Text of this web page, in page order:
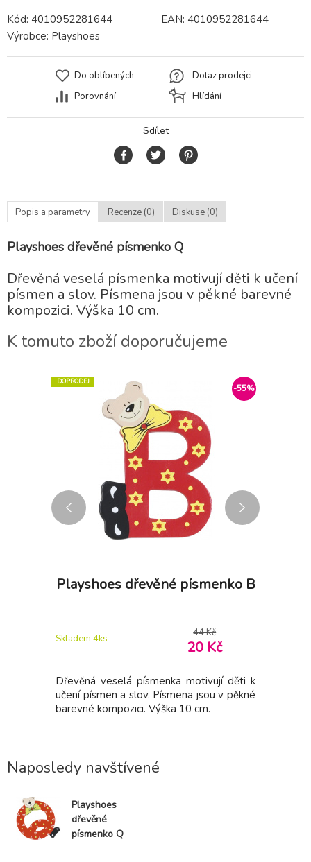
Kód: 4010952281644 EAN: 4010952281644
Výrobce: Playshoes
Do oblíbených
Porovnání
Dotaz prodejci
Hlídání
Sdílet
Popis a parametry Recenze (0) Diskuse (0)
Playshoes dřevěné písmenko Q
Dřevěná veselá písmenka motivují děti k učení
písmen a slov. Písmena jsou v pěkné barevné
kompozici. Výška 10 cm.
K tomuto zboží doporučujeme
DOPRODEJ
-55%
Playshoes dřevěné písmenko B
Skladem 4ks
44 Kč
20 Kč
Dřevěná veselá písmenka motivují děti k
učení písmen a slov. Písmena jsou v pěkné
barevné kompozici. Výška 10 cm.
Naposledy navštívené
Playshoes
dřevěné
písmenko Q